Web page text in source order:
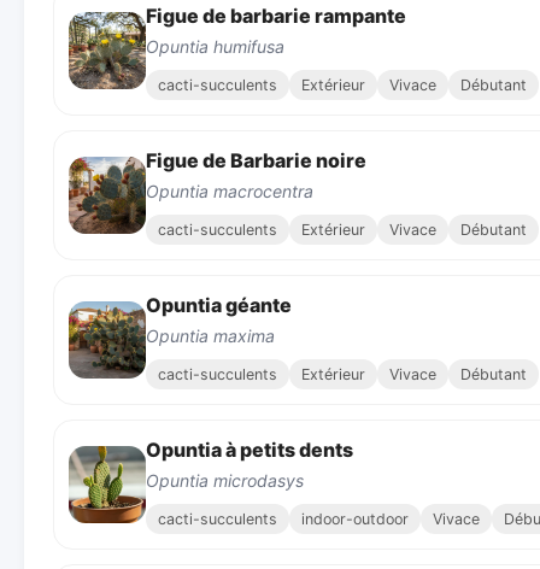
Figue de barbarie rampante
Opuntia humifusa
cacti-succulents Extérieur Vivace Débutant
Figue de Barbarie noire
Opuntia macrocentra
cacti-succulents Extérieur Vivace Débutant
Opuntia géante
Opuntia maxima
cacti-succulents Extérieur Vivace Débutant
Opuntia à petits dents
Opuntia microdasys
cacti-succulents indoor-outdoor Vivace